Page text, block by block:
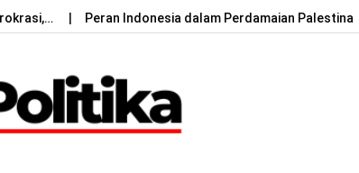
Peran Indonesia dalam Perdamaian Palestina